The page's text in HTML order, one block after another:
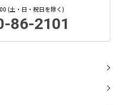
(土・日・祝日を除く)
86-2101